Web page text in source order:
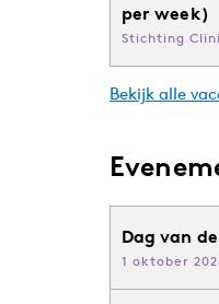
per week)
Stichting
Bekijk alle
Dag van
1 oktober